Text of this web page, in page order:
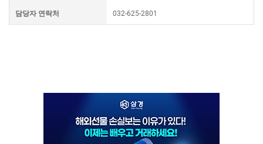
담당자 연락처 032-625-2801